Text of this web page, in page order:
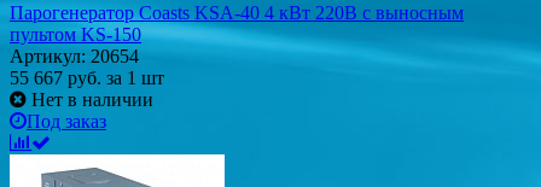
Парогенератор Coasts KSA-40 4 кВт 220В с выносным
пультом KS-150
Артикул: 20654
55 667 руб. за 1 шт
Нет в наличии
Под заказ